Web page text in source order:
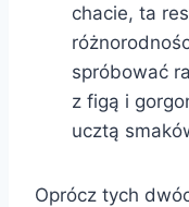
chacie, ta
spróbować
z figą i
ucztą
Oprócz tych